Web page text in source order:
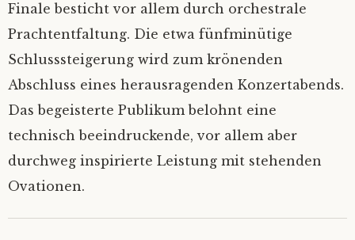
Finale besticht vor allem durch orchestrale
Prachtentfaltung. Die etwa fünfminütige
Schlusssteigerung wird zum krönenden
Abschluss eines herausragenden Konzertabends.
Das begeisterte Publikum belohnt eine
technisch beeindruckende, vor allem aber
durchweg inspirierte Leistung mit stehenden
Ovationen.